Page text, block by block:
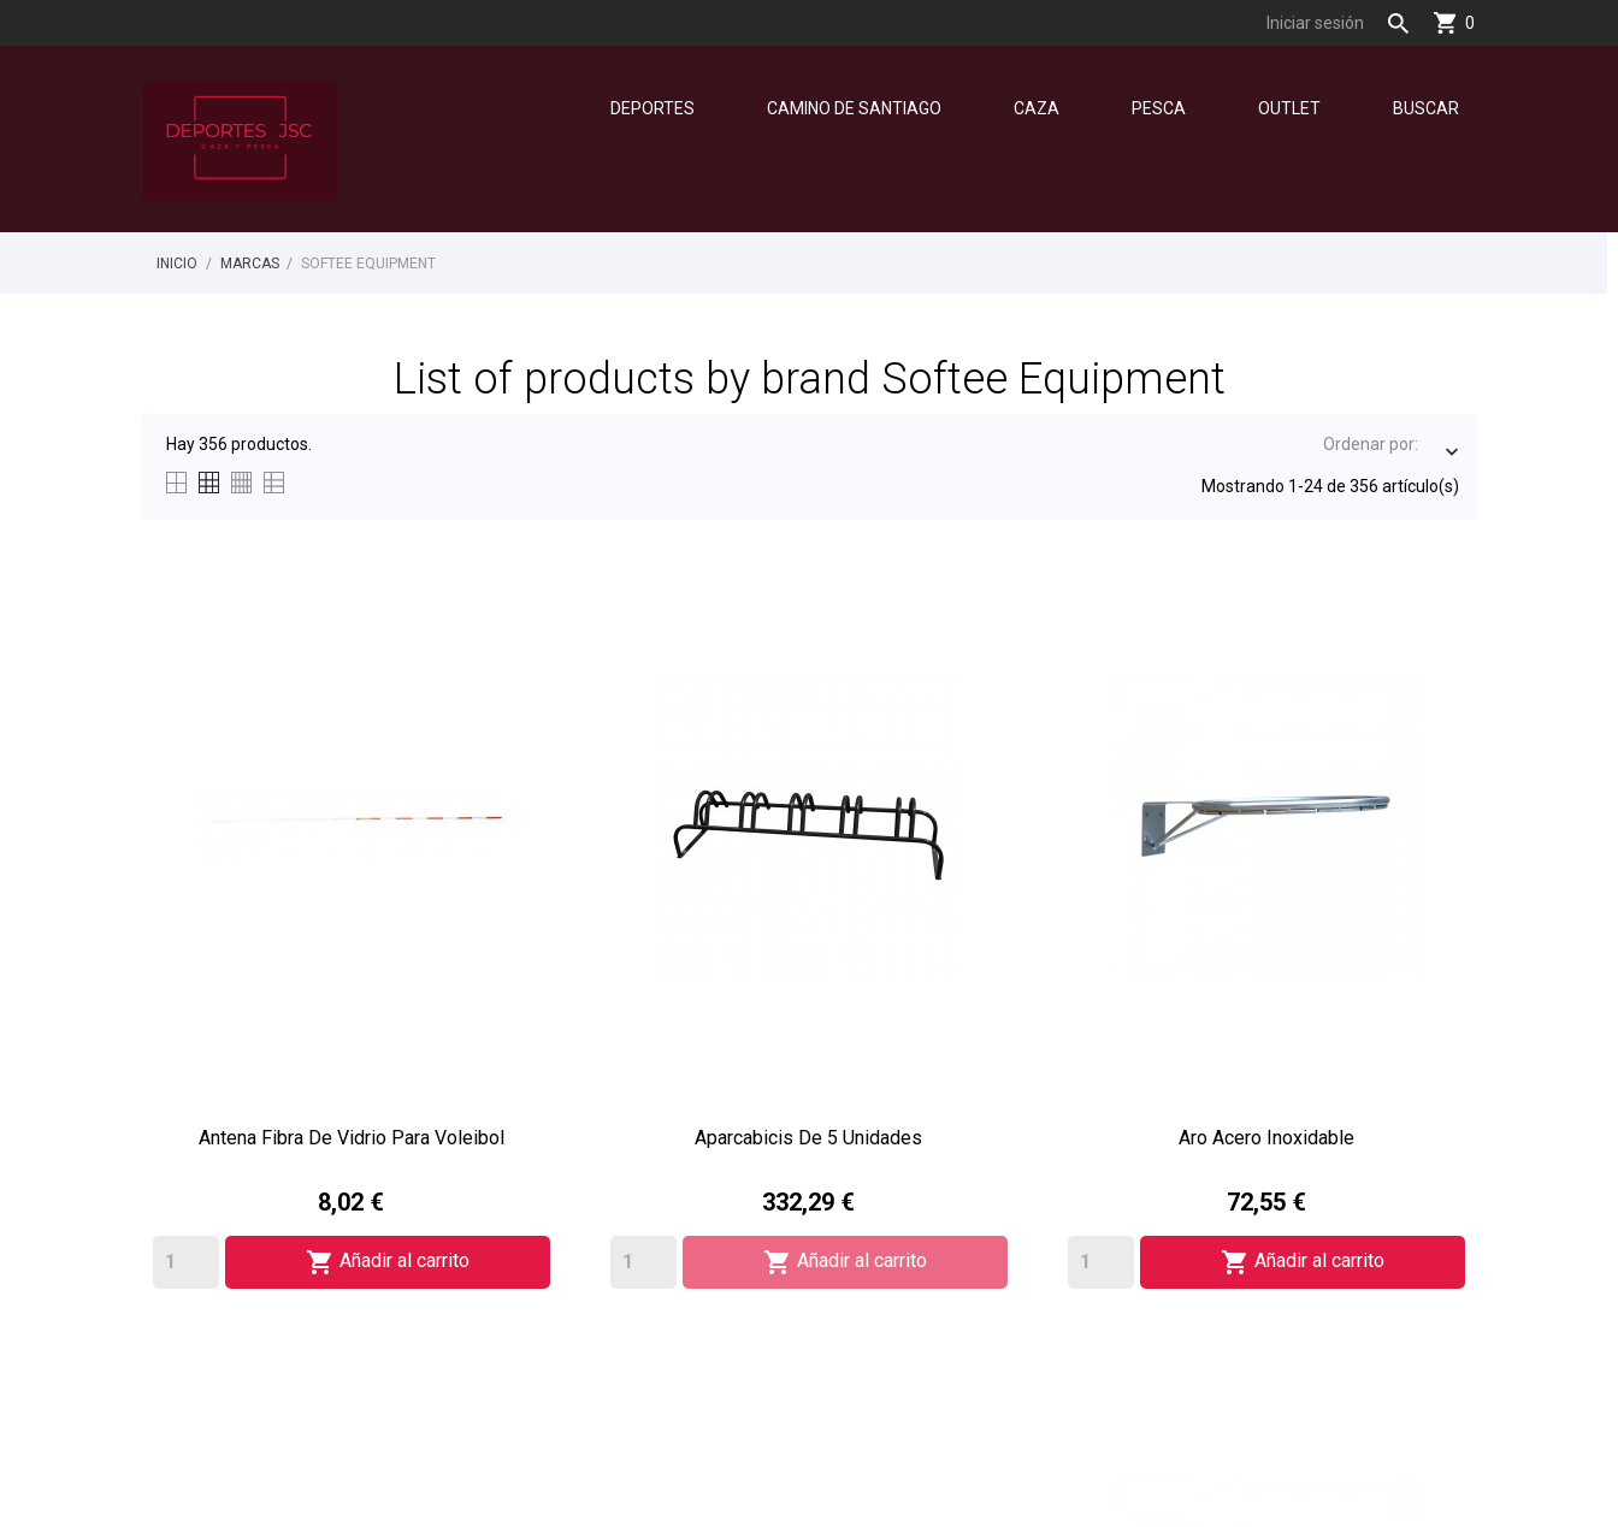
Iniciar sesión 0
DEPORTES CAMINO DE SANTIAGO CAZA PESCA OUTLET BUSCAR
INICIO MARCAS SOFTEE EQUIPMENT
List of products by brand Softee Equipment
Hay 356 productos. Ordenar por: 
Mostrando 1-24 de 356 artículo(s)
Antena Fibra De Vidrio Para Voleibol
8,02 €
 Añadir al carrito
Aparcabicis De 5 Unidades
332,29 €
 Añadir al carrito
Aro Acero Inoxidable
72,55 €
 Añadir al carrito